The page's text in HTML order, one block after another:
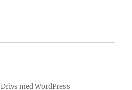
Drivs med WordPress